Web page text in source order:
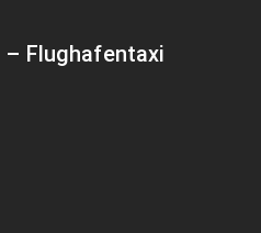
– Flughafentaxi